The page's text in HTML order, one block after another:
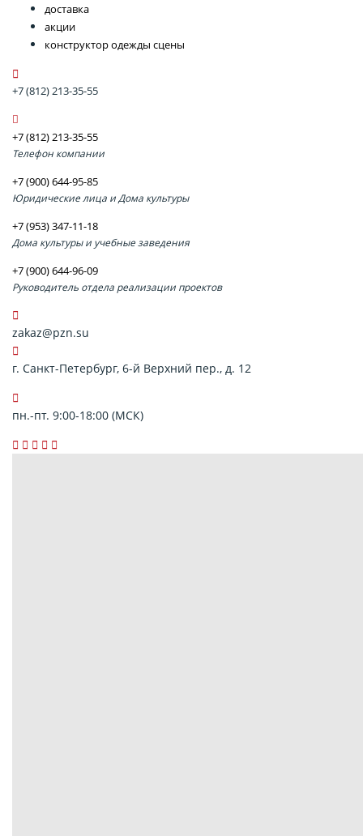
доставка
акции
конструктор одежды сцены
+7 (812) 213-35-55
+7 (812) 213-35-55
Телефон компании
+7 (900) 644-95-85
Юридические лица и Дома культуры
+7 (953) 347-11-18
Дома культуры и учебные заведения
+7 (900) 644-96-09
Руководитель отдела реализации проектов
zakaz@pzn.su
г. Санкт-Петербург, 6-й Верхний пер., д. 12
пн.-пт. 9:00-18:00 (МСК)